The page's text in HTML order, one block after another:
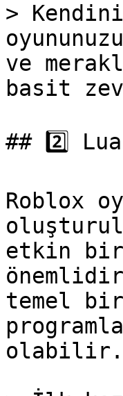
>
ve
basit
## 2️⃣
Roblox
etkin
temel
olabilir.